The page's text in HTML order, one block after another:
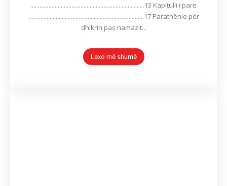
...........................................................................13 Kapitulli i parë
............................................................................17 Parathënie për
dhikrin pas namazit...
Lexo më shumë